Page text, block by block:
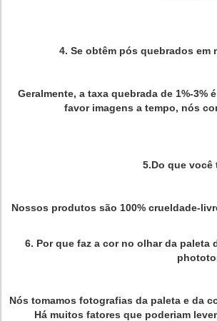
4. Se obtêm pós quebrados em
Geralmente, a taxa quebrada de 1%-3%
favor imagens a tempo, nós
5.Do que você
Nossos produtos são 100% crueldade-
6. Por que faz a cor no olhar da paleta
Nós tomamos fotografias da paleta e da
Há muitos fatores que poderiam